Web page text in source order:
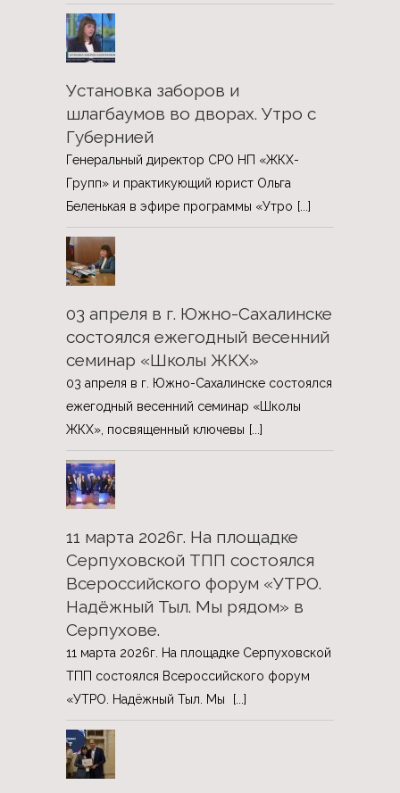
Установка заборов и
шлагбаумов во дворах. Утро с
Губернией
Генеральный директор СРО НП «ЖКХ-
Групп» и практикующий юрист Ольга
Беленькая в эфире программы «Утро [...]
03 апреля в г. Южно-Сахалинске
состоялся ежегодный весенний
семинар «Школы ЖКХ»
03 апреля в г. Южно-Сахалинске состоялся
ежегодный весенний семинар «Школы
ЖКХ», посвященный ключевы [...]
11 марта 2026г. На площадке
Серпуховской ТПП состоялся
Всероссийского форум «УТРО.
Надёжный Тыл. Мы рядом» в
Серпухове.
11 марта 2026г. На площадке Серпуховской
ТПП состоялся Всероссийского форум
«УТРО. Надёжный Тыл. Мы
[...]